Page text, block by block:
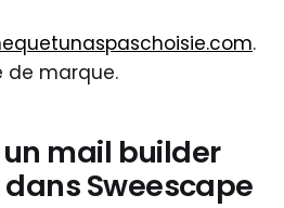
.
de marque.
mail builder
Sweescape